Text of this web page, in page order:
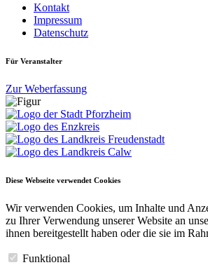
Kontakt
Impressum
Datenschutz
Für Veranstalter
Zur Weberfassung
Diese Webseite verwendet Cookies
Wir verwenden Cookies, um Inhalte und
zu Ihrer Verwendung unserer Website an
ihnen bereitgestellt haben oder die sie im
Funktional